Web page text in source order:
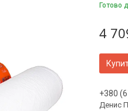
Готово
4
+380
Денис